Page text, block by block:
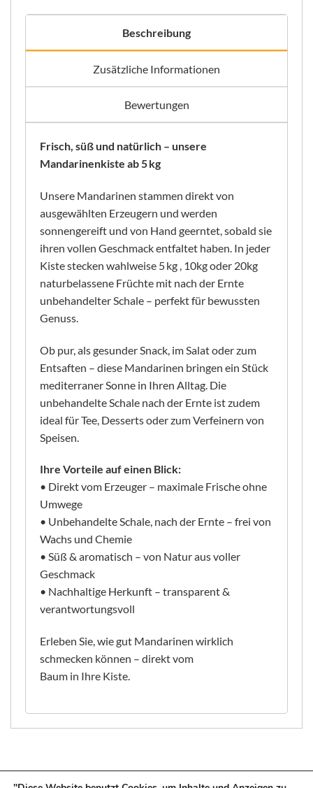
Beschreibung
Zusätzliche Informationen
Bewertungen
Frisch, süß und natürlich – unsere
Mandarinenkiste ab 5 kg
Unsere Mandarinen stammen direkt von
ausgewählten Erzeugern und werden
sonnengereift und von Hand geerntet, sobald sie
ihren vollen Geschmack entfaltet haben. In jeder
Kiste stecken wahlweise 5 kg , 10kg oder 20kg
naturbelassene Früchte mit nach der Ernte
unbehandelter Schale – perfekt für bewussten
Genuss.
Ob pur, als gesunder Snack, im Salat oder zum
Entsaften – diese Mandarinen bringen ein Stück
mediterraner Sonne in Ihren Alltag. Die
unbehandelte Schale nach der Ernte ist zudem
ideal für Tee, Desserts oder zum Verfeinern von
Speisen.
Ihre Vorteile auf einen Blick:
• Direkt vom Erzeuger – maximale Frische ohne
Umwege
• Unbehandelte Schale, nach der Ernte – frei von
Wachs und Chemie
• Süß & aromatisch – von Natur aus voller
Geschmack
• Nachhaltige Herkunft – transparent &
verantwortungsvoll
Erleben Sie, wie gut Mandarinen wirklich
schmecken können – direkt vom
Baum in Ihre Kiste.